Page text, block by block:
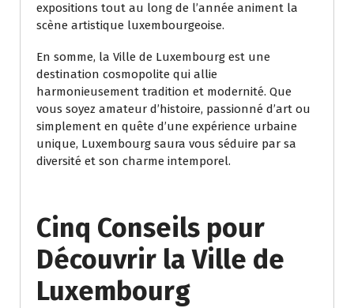
expositions tout au long de l’année animent la
scène artistique luxembourgeoise.
En somme, la Ville de Luxembourg est une
destination cosmopolite qui allie
harmonieusement tradition et modernité. Que
vous soyez amateur d’histoire, passionné d’art ou
simplement en quête d’une expérience urbaine
unique, Luxembourg saura vous séduire par sa
diversité et son charme intemporel.
Cinq Conseils pour
Découvrir la Ville de
Luxembourg